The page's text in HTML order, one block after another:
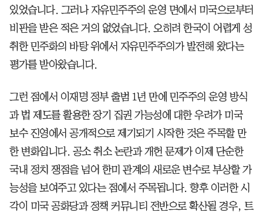
있었습니다. 그러나 자유민주주의 운영 면에서 미국으로부터
비판을 받은 적은 거의 없었습니다. 오히려 한국이 어렵게 성
취한 민주화의 바탕 위에서 자유민주주의가 발전해 왔다는
평가를 받아왔습니다.
그런 점에서 이재명 정부 출범 1년 만에 민주주의 운영 방식
과 법 제도를 활용한 장기 집권 가능성에 대한 우려가 미국
보수 진영에서 공개적으로 제기되기 시작한 것은 주목할 만
한 변화입니다. 공소 취소 논란과 개헌 문제가 이제 단순한
국내 정치 쟁점을 넘어 한미 관계의 새로운 변수로 부상할 가
능성을 보여주고 있다는 점에서 주목됩니다. 향후 이러한 시
각이 미국 공화당과 정책 커뮤니티 전반으로 확산될 경우, 트